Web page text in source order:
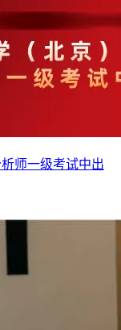
师一级考试中出